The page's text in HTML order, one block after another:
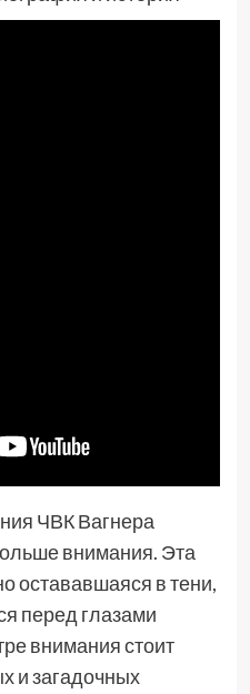
ЧВК Вагнера
внимания. Эта
остававшаяся в тени,
перед глазами
внимания стоит
и загадочных